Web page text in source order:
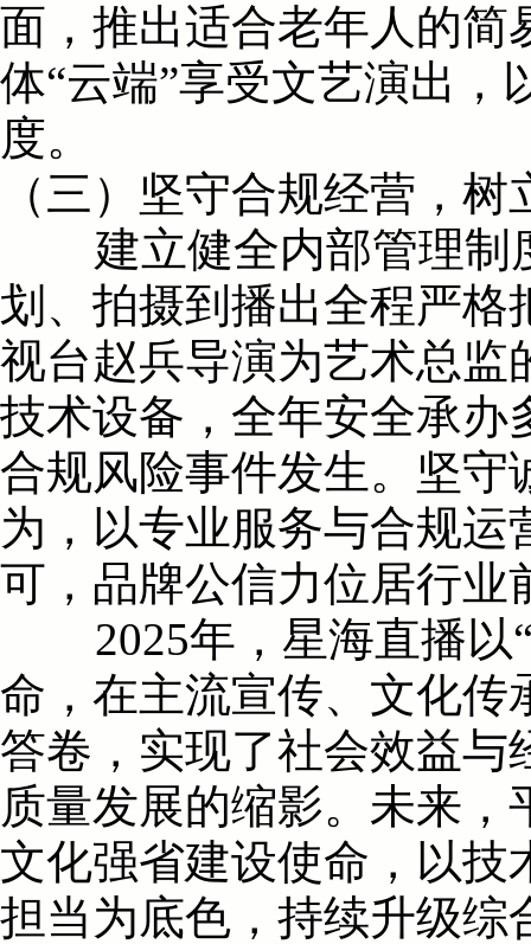
面，推出适合老年人的简
体“云端”享受文艺演出
度。
（三）坚守合规经营，
建立健全内部管理制度
划、拍摄到播出全程严格
视台赵兵导演为艺术总监
技术设备，全年安全承办
合规风险事件发生。坚守
为，以专业服务与合规
可，品牌公信力位居行业
2025年，星海直播以“
命，在主流宣传、文化传
答卷，实现了社会效益与
质量发展的缩影。未来
文化强省建设使命，以技
担当为底色，持续升级综